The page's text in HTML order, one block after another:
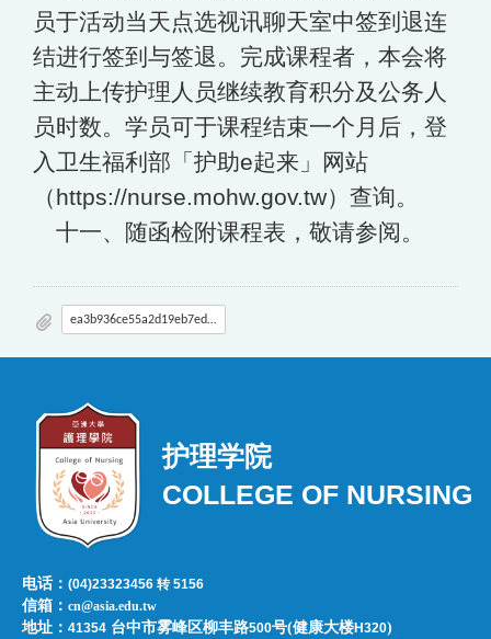
员于活动当天点选视讯聊天室中签到退连
结进行签到与签退。完成课程者，本会将
主动上传护理人员继续教育积分及公务人
员时数。学员可于课程结束一个月后，登
入卫生福利部「护助e起来」网站
（https://nurse.mohw.gov.tw）查询。
十一、随函检附课程表，敬请参阅。
ea3b936ce55a2d19eb7edc5a15ea0169_114A002227_1_27144647817__1_.pdf
护理学院
COLLEGE OF NURSING
电话：(04)23323456 转 5156
信箱：cn@asia.edu.tw
地址：41354 台中市雾峰区柳丰路500号(健康大楼H320)